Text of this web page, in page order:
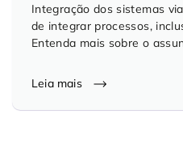
Integração dos sistemas
de integrar processos,
Entenda mais sobre o
Leia mais